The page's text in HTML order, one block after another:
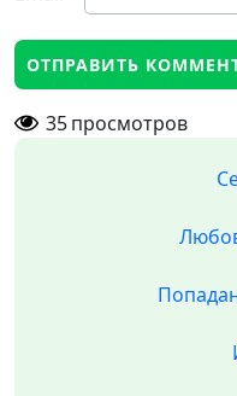
35просмотров